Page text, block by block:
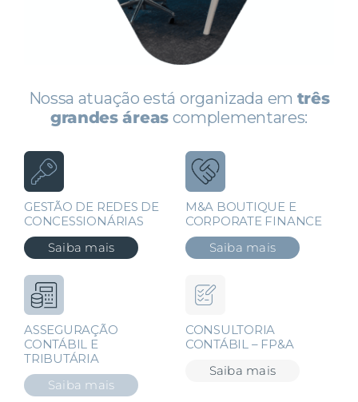
Nossa atuação está organizada em três
grandes áreascomplementares:
GESTÃO DE REDES DE
CONCESSIONÁRIAS
Saiba mais
M&A BOUTIQUE E
CORPORATE FINANCE
Saiba mais
ASSEGURAÇÃO
CONTÁBIL E
TRIBUTÁRIA
Saiba mais
CONSULTORIA
CONTÁBIL – FP&A
Saiba mais